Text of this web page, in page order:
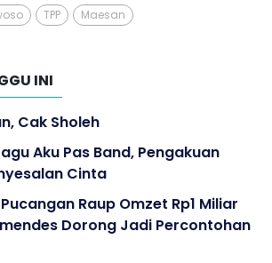
TPP Maesan
INI
Cak Sholeh
Aku Pas Band, Pengakuan
Cinta
Raup Omzet Rp1 Miliar
Dorong Jadi Percontohan